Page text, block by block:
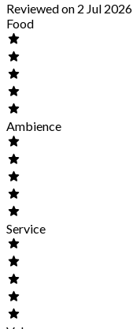
Reviewed on 2 Jul 2026
Food
Ambience
Service